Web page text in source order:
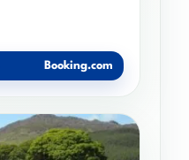
Booking.com